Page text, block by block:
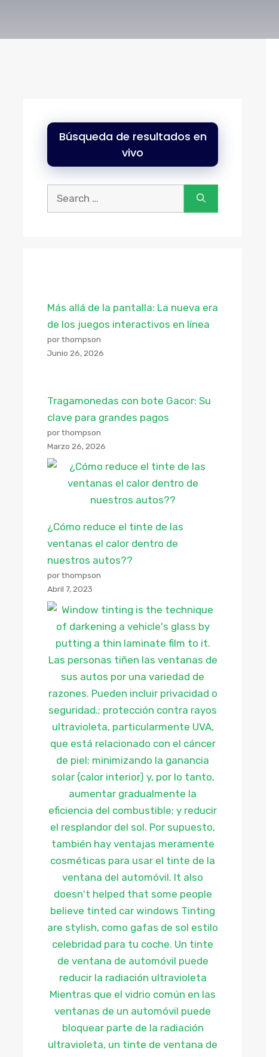
Búsqueda de resultados en
vivo
Buscar:
Más allá de la pantalla: La nueva era
de los juegos interactivos en línea
por thompson
Junio 26, 2026
Tragamonedas con bote Gacor: Su
clave para grandes pagos
por thompson
Marzo 26, 2026
¿Cómo reduce el tinte de las
ventanas el calor dentro de
nuestros autos??
por thompson
Abril 7, 2023